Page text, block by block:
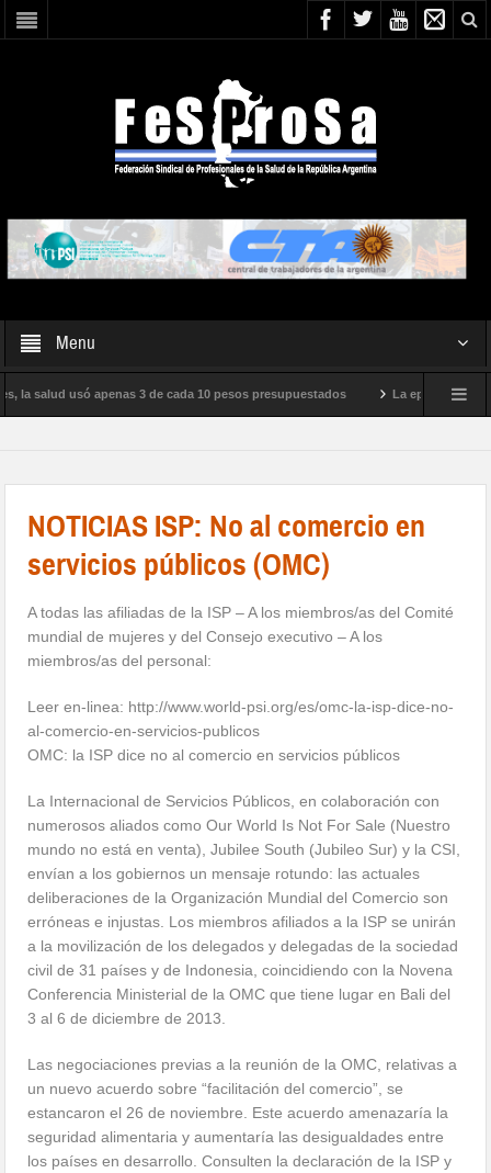
Menu
salud usó apenas 3 de cada 10 pesos presupuestados La epidemia de
NOTICIAS ISP: No al comercio en
servicios públicos (OMC)
A todas las afiliadas de la ISP – A los miembros/as del Comité
mundial de mujeres y del Consejo executivo – A los
miembros/as del personal:
Leer en-linea: http://www.world-psi.org/es/omc-la-isp-dice-no-
al-comercio-en-servicios-publicos
OMC: la ISP dice no al comercio en servicios públicos
La Internacional de Servicios Públicos, en colaboración con
numerosos aliados como Our World Is Not For Sale (Nuestro
mundo no está en venta), Jubilee South (Jubileo Sur) y la CSI,
envían a los gobiernos un mensaje rotundo: las actuales
deliberaciones de la Organización Mundial del Comercio son
erróneas e injustas. Los miembros afiliados a la ISP se unirán
a la movilización de los delegados y delegadas de la sociedad
civil de 31 países y de Indonesia, coincidiendo con la Novena
Conferencia Ministerial de la OMC que tiene lugar en Bali del
3 al 6 de diciembre de 2013.
Las negociaciones previas a la reunión de la OMC, relativas a
un nuevo acuerdo sobre “facilitación del comercio”, se
estancaron el 26 de noviembre. Este acuerdo amenazaría la
seguridad alimentaria y aumentaría las desigualdades entre
los países en desarrollo. Consulten la declaración de la ISP y